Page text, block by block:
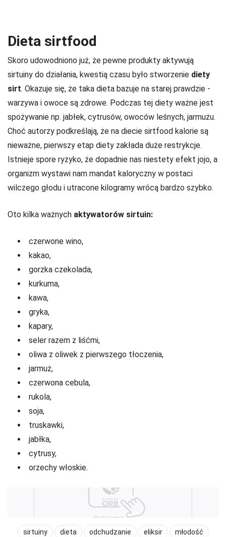
Dieta sirtfood
Skoro udowodniono już, że pewne produkty aktywują
sirtuiny do działania, kwestią czasu było stworzenie diety
sirt. Okazuje się, że taka dieta bazuje na starej prawdzie -
warzywa i owoce są zdrowe. Podczas tej diety ważne jest
spożywanie np. jabłek, cytrusów, owoców leśnych, jarmużu.
Choć autorzy podkreślają, że na diecie sirtfood kalorie są
nieważne, pierwszy etap diety zakłada duże restrykcje.
Istnieje spore ryzyko, że dopadnie nas niestety efekt jojo, a
organizm wystawi nam mandat kaloryczny w postaci
wilczego głodu i utracone kilogramy wrócą bardzo szybko.
Oto kilka ważnych aktywatorów sirtuin:
czerwone wino,
kakao,
gorzka czekolada,
kurkuma,
kawa,
gryka,
kapary,
seler razem z liśćmi,
oliwa z oliwek z pierwszego tłoczenia,
jarmuż,
czerwona cebula,
rukola,
soja,
truskawki,
jabłka,
cytrusy,
orzechy włoskie.
sirtuiny dieta odchudzanie eliksir młodość